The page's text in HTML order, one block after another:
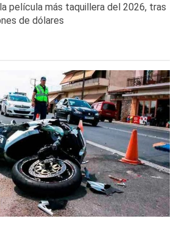
película más taquillera del 2026, tras
de dólares